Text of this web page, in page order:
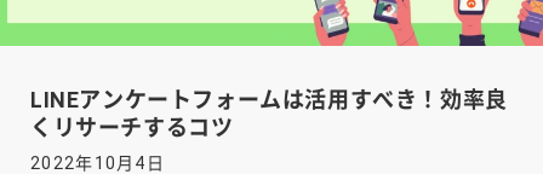
LINEアンケートフォームは活用すべき！効率良
くリサーチするコツ
2022年10月4日